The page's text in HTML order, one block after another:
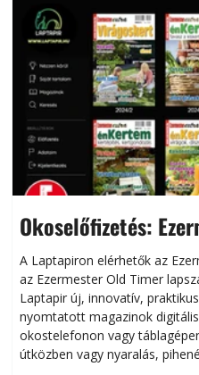
Okoselőfizetés:
A Laptapiron elérhetők az
az Ezermester Old Timer
Laptapir új, innovatív,
nyomtatott magazinok
okostelefonon vagy
útközben vagy nyaralás,